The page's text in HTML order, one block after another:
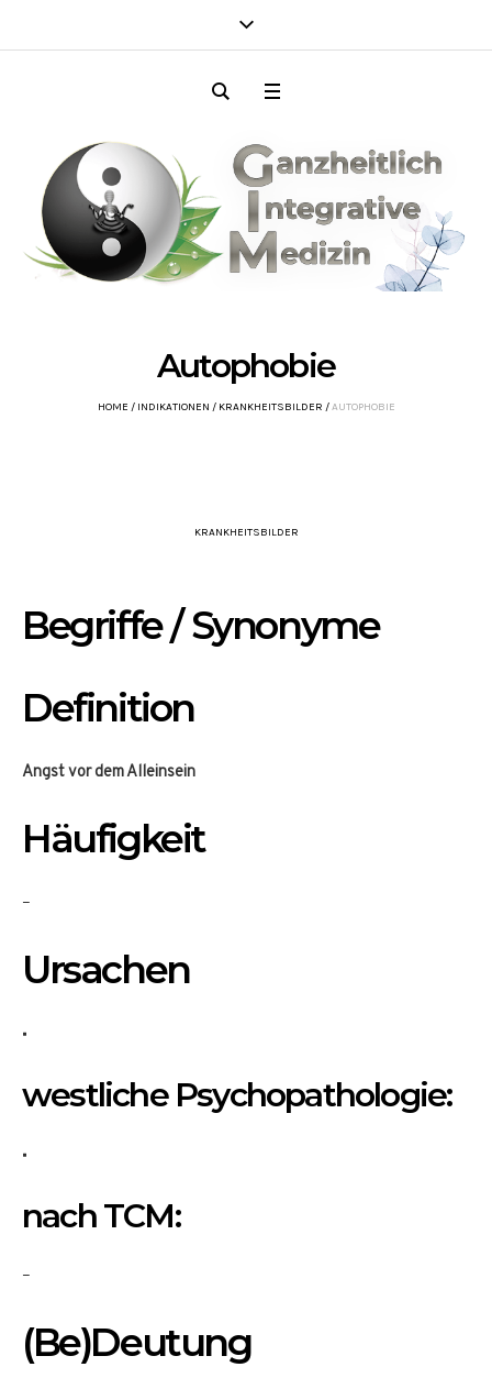
Autophobie
HOME / INDIKATIONEN / KRANKHEITSBILDER /AUTOPHOBIE
KRANKHEITSBILDER
Begriffe / Synonyme
Definition
Angst vor dem Alleinsein
Häufigkeit
–
Ursachen
westliche Psychopathologie:
nach TCM:
–
(Be)Deutung